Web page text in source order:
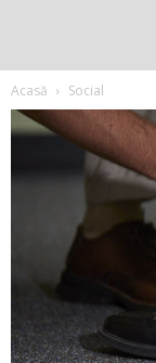
Acasă Social